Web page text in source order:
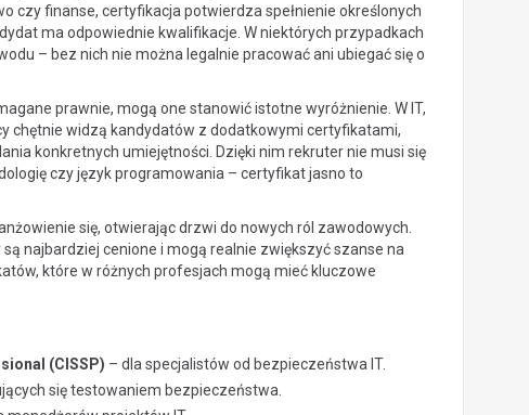
czy finanse, certyfikacja potwierdza spełnienie określonych
ma odpowiednie kwalifikacje. W niektórych przypadkach
– bez nich nie można legalnie pracować ani ubiegać się o
prawnie, mogą one stanowić istotne wyróżnienie. W IT,
chętnie widzą kandydatów z dodatkowymi certyfikatami,
konkretnych umiejętności. Dzięki nim rekruter nie musi się
czy język programowania – certyfikat jasno to
się, otwierając drzwi do nowych ról zawodowych.
najbardziej cenione i mogą realnie zwiększyć szanse na
które w różnych profesjach mogą mieć kluczowe
(CISSP) – dla specjalistów od bezpieczeństwa IT.
się testowaniem bezpieczeństwa.